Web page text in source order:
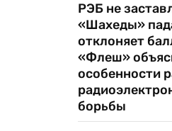
РЭБ не
«Шахеды»
отклоняет
«Флеш»
особенности
борьбы